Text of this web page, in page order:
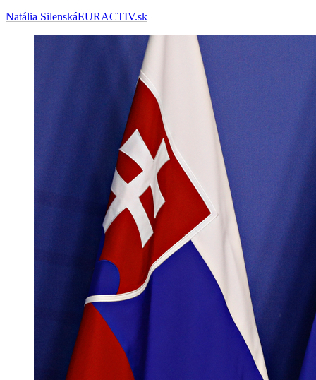
Natália SilenskáEURACTIV.sk